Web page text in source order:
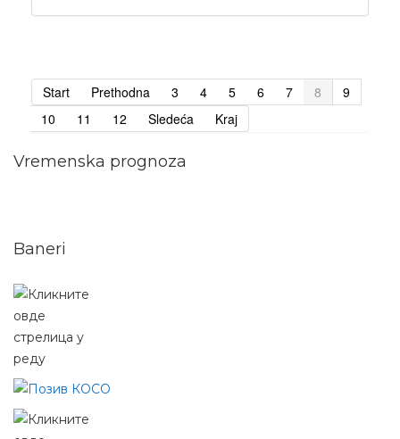
Start Prethodna 3 4 5 6 7 8
9
10
11 12 Sledeća Kraj
Vremenska prognoza
Baneri